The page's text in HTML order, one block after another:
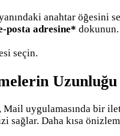
anahtar öğesini
posta adresine* dokunun.
seçin.
Mail uygulamasında bir
sağlar. Daha kısa